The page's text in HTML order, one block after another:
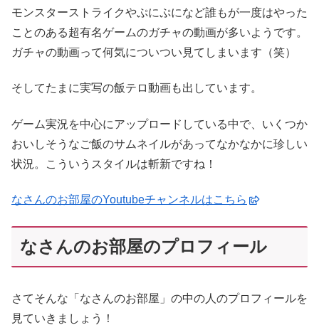
モンスターストライクやぷにぷになど誰もが一度はやった
ことのある超有名ゲームのガチャの動画が多いようです。
ガチャの動画って何気についつい見てしまいます（笑）
そしてたまに実写の飯テロ動画も出しています。
ゲーム実況を中心にアップロードしている中で、いくつか
おいしそうなご飯のサムネイルがあってなかなかに珍しい
状況。こういうスタイルは斬新ですね！
なさんのお部屋のYoutubeチャンネルはこちら
なさんのお部屋のプロフィール
さてそんな「なさんのお部屋」の中の人のプロフィールを
見ていきましょう！